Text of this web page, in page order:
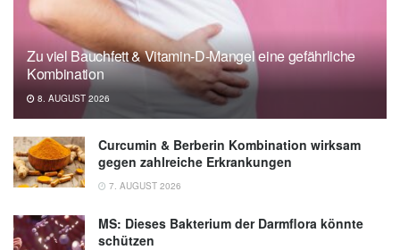
addiction and sensitizes neuroblastoma to
ferroptosis; in: Nature Cancer, (veröffentlicht:
28.04.2022),Nature Cancer
Zu viel Bauchfett & Vitamin-D-Mangel eine gefährliche
Kombination
8. AUGUST 2026
Curcumin & Berberin Kombination wirksam
gegen zahlreiche Erkrankungen
7. AUGUST 2026
MS: Dieses Bakterium der Darmflora könnte
schützen